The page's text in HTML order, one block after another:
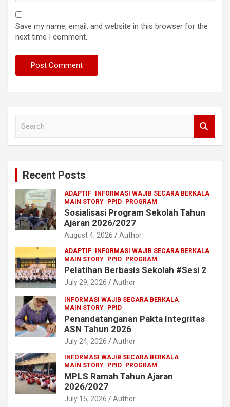
Save my name, email, and website in this browser for the
next time I comment.
Recent Posts
ADAPTIF INFORMASI WAJIB SECARA BERKALA
MAIN STORY PPID PROGRAM
Sosialisasi Program Sekolah Tahun
Ajaran 2026/2027
August 4, 2026 Author
ADAPTIF INFORMASI WAJIB SECARA BERKALA
MAIN STORY PPID PROGRAM
Pelatihan Berbasis Sekolah #Sesi 2
July 29, 2026 Author
INFORMASI WAJIB SECARA BERKALA
MAIN STORY PPID
Penandatanganan Pakta Integritas
ASN Tahun 2026
July 24, 2026 Author
INFORMASI WAJIB SECARA BERKALA
MAIN STORY PPID PROGRAM
MPLS Ramah Tahun Ajaran
2026/2027
July 15, 2026 Author